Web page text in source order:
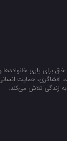
برای یاری خانواده‌ها
حمایت انسانی
زندگی تلاش می‌کند.